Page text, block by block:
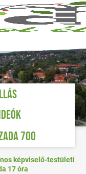
700
képviselő-testületi
17 óra